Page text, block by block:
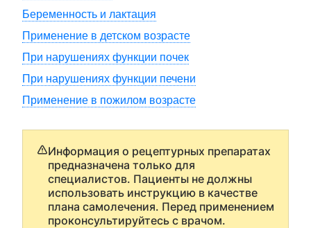
Беременность и лактация
Применение в детском возрасте
При нарушениях функции почек
При нарушениях функции печени
Применение в пожилом возрасте
Информация о рецептурных препаратах
предназначена только для
специалистов. Пациенты не должны
использовать инструкцию в качестве
плана самолечения. Перед применением
проконсультируйтесь с врачом.